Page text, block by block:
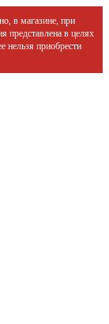
в магазине, при
представлена в целях
нельзя приобрести